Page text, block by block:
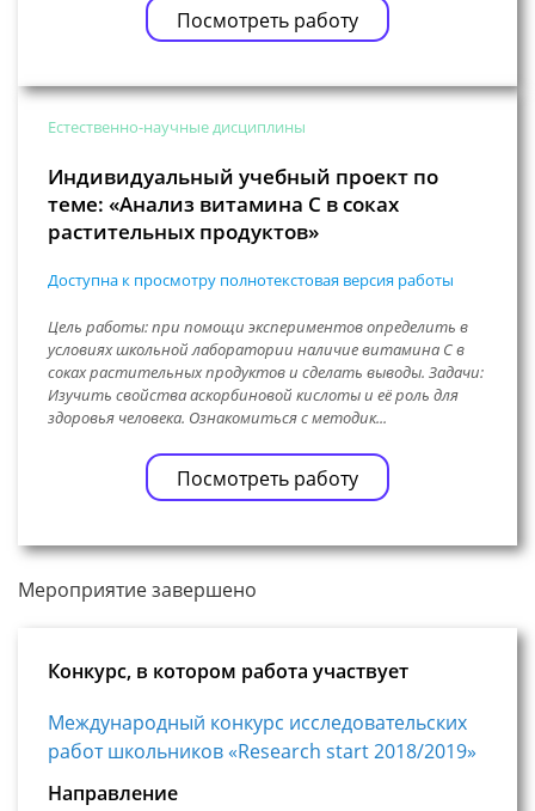
Посмотреть работу
Естественно-научные дисциплины
Индивидуальный учебный проект по
теме: «Анализ витамина С в соках
растительных продуктов»
Доступна к просмотру полнотекстовая версия работы
Цель работы: при помощи экспериментов определить в
условиях школьной лаборатории наличие витамина С в
соках растительных продуктов и сделать выводы. Задачи:
Изучить свойства аскорбиновой кислоты и её роль для
здоровья человека. Ознакомиться с методик...
Посмотреть работу
Мероприятие завершено
Конкурс, в котором работа участвует
Международный конкурс исследовательских
работ школьников «Research start 2018/2019»
Направление